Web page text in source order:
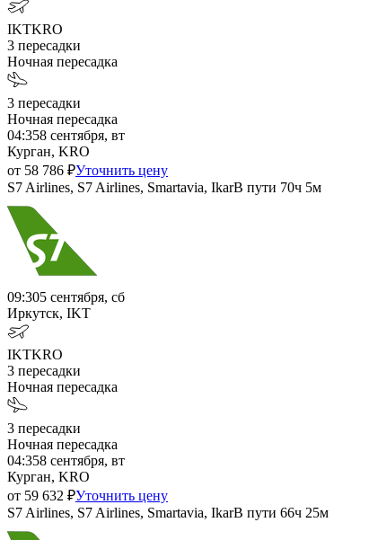
IKTKRO
3 пересадки
Ночная пересадка
3 пересадки
Ночная пересадка
04:358 сентября, вт
Курган, KRO
от 58 786 ₽Уточнить цену
S7 Airlines, S7 Airlines, Smartavia, IkarВ пути 70ч 5м
09:305 сентября, сб
Иркутск, IKT
IKTKRO
3 пересадки
Ночная пересадка
3 пересадки
Ночная пересадка
04:358 сентября, вт
Курган, KRO
от 59 632 ₽Уточнить цену
S7 Airlines, S7 Airlines, Smartavia, IkarВ пути 66ч 25м